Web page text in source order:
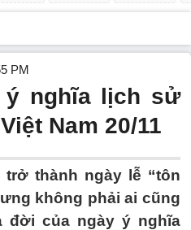
PM
ý nghĩa lịch sử
Nam 20/11
trở thành ngày lễ “tôn
không phải ai cũng
đời của ngày ý nghĩa